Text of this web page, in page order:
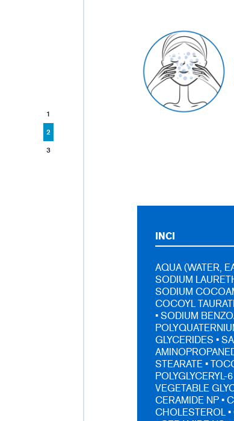
1
2
3
INCI
AQUA (WATER,
SODIUM
SODIUM
COCOYL
• SODIUM
GLYCERIDES •
STEARATE •
POLYGLYCERYL-
VEGETABLE
CERAMIDE NP •
CHOLESTEROL •